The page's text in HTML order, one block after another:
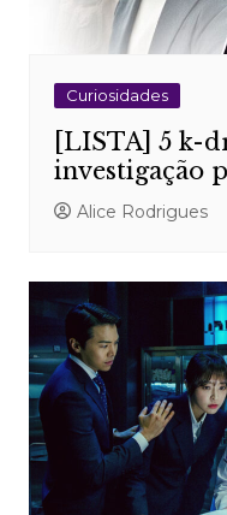
Curiosidades
[LISTA] 5 k-
investigação
Alice Rodrigues